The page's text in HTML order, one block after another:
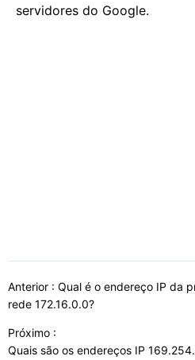
servidores do Google.
Anterior : Qual é o endereço IP da
rede 172.16.0.0?
Próximo :
Quais são os endereços IP